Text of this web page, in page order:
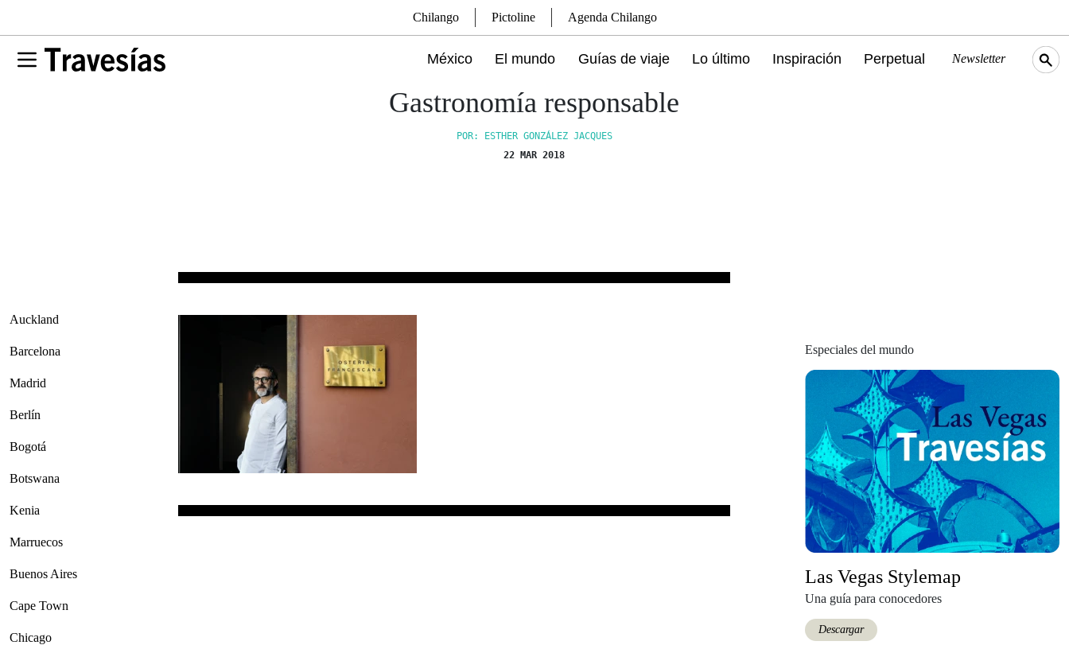
Chilango Pictoline Agenda Chilango
México El mundo Guías de viaje Lo último Inspiración Perpetual Newsletter
Gastronomía responsable
POR: ESTHER GONZÁLEZ JACQUES
22 MAR 2018
Auckland
Barcelona
Madrid
Berlín
Bogotá
Botswana
Kenia
Marruecos
Buenos Aires
Cape Town
Chicago
Especiales del mundo
Las Vegas Stylemap
Una guía para conocedores
Descargar